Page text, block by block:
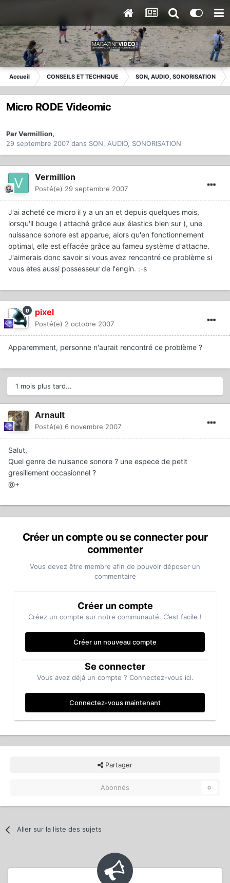
Accueil CONSEILS ET TECHNIQUE SON, AUDIO, SONORISATION
Micro RODE Videomic
ParVermillion,
29 septembre 2007 dans SON, AUDIO, SONORISATION
Vermillion
Posté(e) 29 septembre 2007
J'ai acheté ce micro il y a un an et depuis quelques mois,
lorsqu'il bouge ( attaché grâce aux élastics bien sur ), une
nuissance sonore est apparue, alors qu'en fonctionnement
optimal, elle est effacée grâce au fameu système d'attache.
J'aimerais donc savoir si vous avez rencontré ce problème si
vous ètes aussi possesseur de l'engin. :-s
pixel
Posté(e) 2 octobre 2007
Apparemment, personne n'aurait rencontré ce problème ?
1 mois plus tard...
Arnault
Posté(e) 6 novembre 2007
Salut,
Quel genre de nuisance sonore ? une espece de petit
gresillement occasionnel ?
@+
Créer un compte ou se connecter pour
commenter
Vous devez être membre afin de pouvoir déposer un
commentaire
Créer un compte
Créez un compte sur notre communauté. C’est facile !
Créer un nouveau compte
Se connecter
Vous avez déjà un compte ? Connectez-vous ici.
Connectez-vous maintenant
Partager
Abonnés 0
Aller sur la liste des sujets